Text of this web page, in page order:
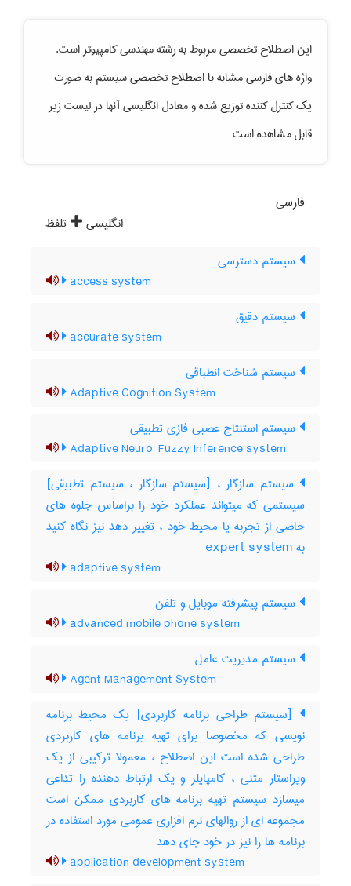
این اصطلاح تخصصی مربوط به رشتهمهندسی كامپيوتراست.
واژه های فارسی مشابه با اصطلاح تخصصیسیستم به صورت
یک کنترل کننده توزیع شدهو معادل انگلیسی آنها در لیست زیر
قابل مشاهده است
فارسی
انگلیسی
تلفظ
سیستم دسترسی
access system
سیستم دقیق
accurate system
سیستم شناخت انطباقی
Adaptive Cognition System
سیستم استنتاج عصبی فازی تطبیقی
Adaptive Neuro-Fuzzy Inference system
سیستم سازگار ، [سیستم سازگار ، سیستم تطبیقی]
سیستمی که میتواند عملکرد خود را براساس جلوه های
خاصی از تجربه یا محیط خود ، تغییر دهد نیز نگاه کنید
به ‎ expert system
adaptive system
سیستم پیشرفته موبایل و تلفن
advanced mobile phone system
سیستم مدیریت عامل
Agent Management System
[سیستم طراحی برنامه کاربردی] یک محیط برنامه
نویسی که مخصوصا برای تهیه برنامه های کاربردی
طراحی شده است این اصطلاح ، معمولا ترکیبی از یک
ویراستار متنی ، کامپایلر و یک ارتباط دهنده را تداعی
میسازد سیستم تهیه برنامه های کاربردی ممکن است
مجموعه ای از روالهای نرم افزاری عمومی مورد استفاده در
برنامه ها را نیز در خود جای دهد
application development system